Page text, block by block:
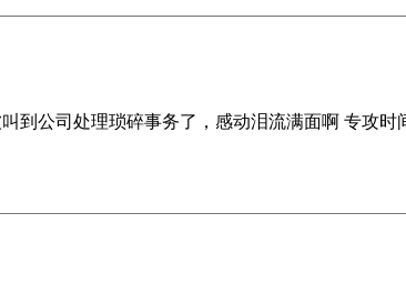
到公司处理琐碎事务了，感动泪流满面啊 专攻时